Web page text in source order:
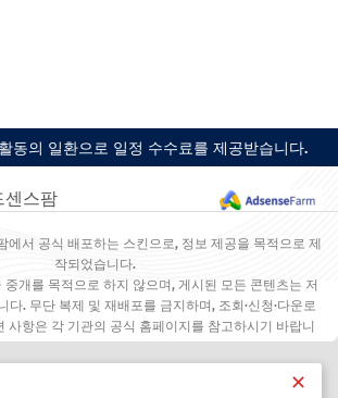
동의 일환으로 일정 수수료를 제공받습니다.
센스팜
서 공식 배포하는 스킨으로, 정보 제공을 목적으로 제
작되었습니다.
중개를 목적으로 하지 않으며, 게시된 모든 콘텐츠는 저
다. 무단 복제 및 재배포를 금지하며, 조회·신청·다운로
사항은 각 기관의 공식 홈페이지를 참고하시기 바랍니
✕